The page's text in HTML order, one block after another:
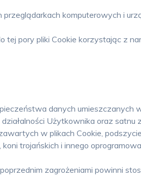
komputerowych i
pory pliki Cookie korzystając z
danych umieszczanych
Użytkownika oraz
w plikach Cookie,
trojańskich i innego
zagrożeniami powinni